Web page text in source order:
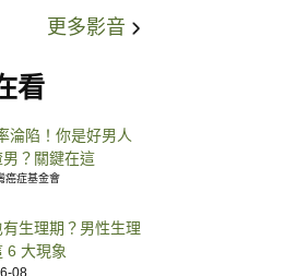
更多影音
看
淪陷！你是好男人
？關鍵在這
癌症基金會
有生理期？男性生理
6 大現象